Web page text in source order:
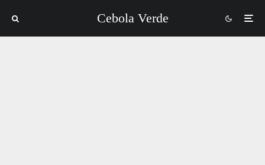
Cebola Verde